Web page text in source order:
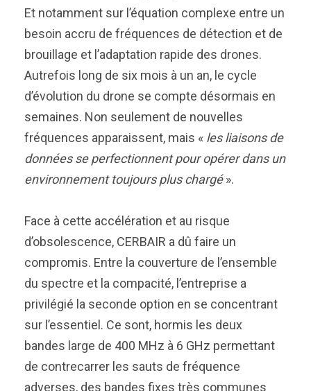
Et notamment sur l’équation complexe entre un
besoin accru de fréquences de détection et de
brouillage et l’adaptation rapide des drones.
Autrefois long de six mois à un an, le cycle
d’évolution du drone se compte désormais en
semaines. Non seulement de nouvelles
fréquences apparaissent, mais « les liaisons de
données se perfectionnent pour opérer dans un
environnement toujours plus chargé».
Face à cette accélération et au risque
d’obsolescence, CERBAIR a dû faire un
compromis. Entre la couverture de l’ensemble
du spectre et la compacité, l’entreprise a
privilégié la seconde option en se concentrant
sur l’essentiel. Ce sont, hormis les deux
bandes large de 400 MHz à 6 GHz permettant
de contrecarrer les sauts de fréquence
adverses, des bandes fixes très communes